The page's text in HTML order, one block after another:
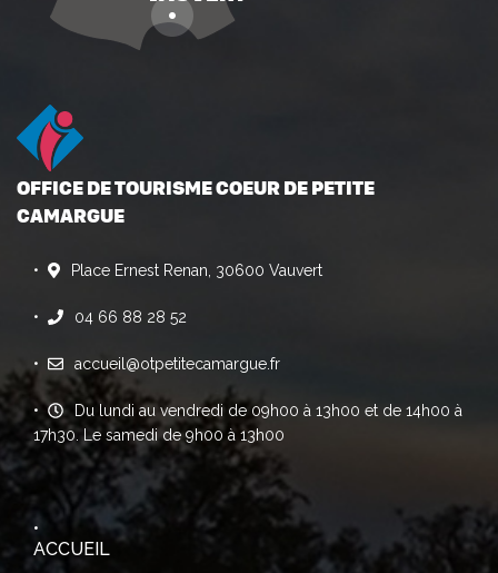
OFFICE DE TOURISME COEUR DE PETITE
CAMARGUE
Place Ernest Renan, 30600 Vauvert
04 66 88 28 52
accueil@otpetitecamargue.fr
Du lundi au vendredi de 09h00 à 13h00 et de 14h00 à
17h30. Le samedi de 9h00 à 13h00
ACCUEIL